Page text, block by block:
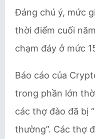
Đáng chú ý, mức
thời điểm cuối
chạm đáy ở mức
Báo cáo của
trong phần lớn
các thợ đào đã bị
thường”. Các thợ